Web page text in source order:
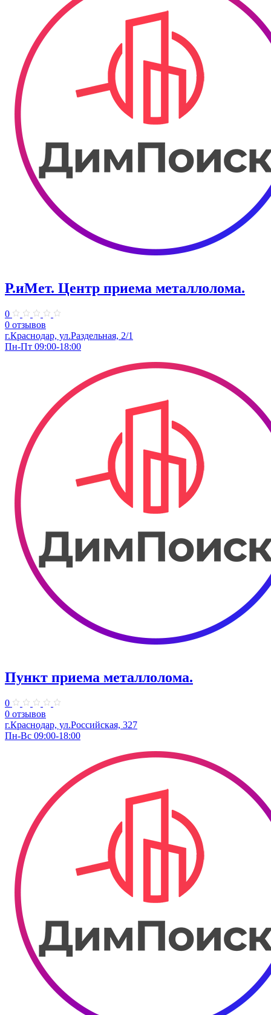
Р.иМет. Центр приема металлолома.
0
0 отзывов
г.Краснодар, ул.Раздельная, 2/1
Пн-Пт 09:00-18:00
Пункт приема металлолома.
0
0 отзывов
г.Краснодар, ул.Российская, 327
Пн-Вс 09:00-18:00